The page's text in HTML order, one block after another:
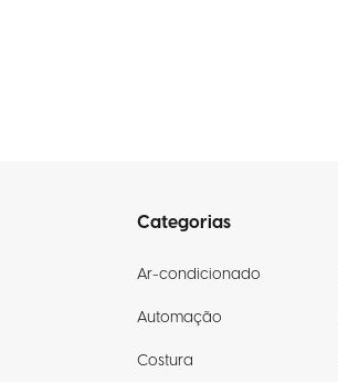
Categorias
Ar-condicionado
Automação
Costura